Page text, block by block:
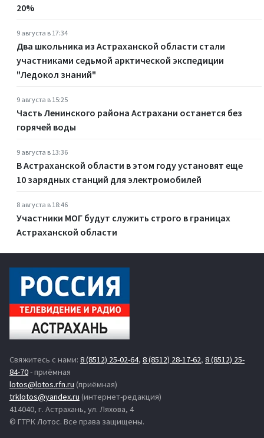
20%
9 августа в 17:34
Два школьника из Астраханской области стали
участниками седьмой арктической экспедиции
"Ледокол знаний"
9 августа в 15:25
Часть Ленинского района Астрахани останется без
горячей воды
9 августа в 13:36
В Астраханской области в этом году установят еще
10 зарядных станций для электромобилей
8 августа в 18:46
Участники МОГ будут служить строго в границах
Астраханской области
Свяжитесь с нами: 8 (8512) 25-02-64, 8 (8512) 28-17-62, 8 (8512) 25-
84-70- приёмная
lotos@lotos.rfn.ru (приёмная)
trklotos@yandex.ru (интернет-редакция)
414040, г. Астрахань, ул. Ляхова, 4
© ГТРК Лотос. Все права защищены.